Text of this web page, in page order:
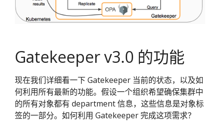
Gatekeeper v3.0 的功能
现在我们详细看一下 Gatekeeper 当前的状态，以及如
何利用所有最新的功能。假设一个组织希望确保集群中
的所有对象都有 department 信息，这些信息是对象标
签的一部分。如何利用 Gatekeeper 完成这项需求？